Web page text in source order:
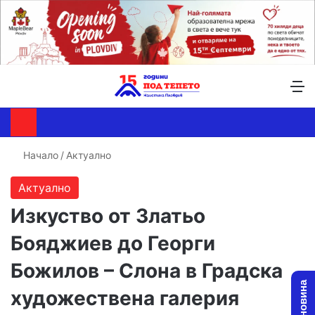
Начало / Актуално
Актуално
Изкуство от Златьо
Бояджиев до Георги
Божилов – Слона в Градска
художествена галерия